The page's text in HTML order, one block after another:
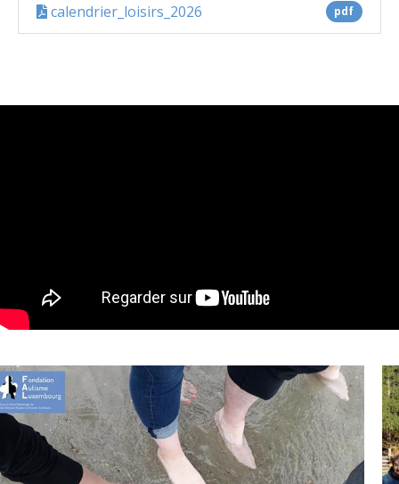
pdf
calendrier_loisirs_2026